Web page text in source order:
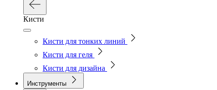
Кисти
Кисти для тонких линий
Кисти для геля
Кисти для дизайна
Инструменты